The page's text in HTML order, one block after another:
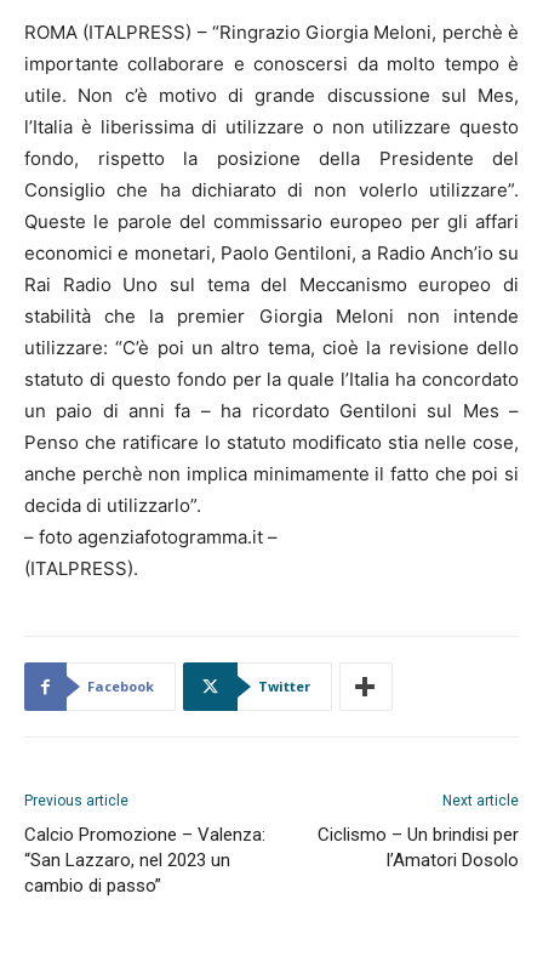
ROMA (ITALPRESS) – “Ringrazio Giorgia Meloni, perchè è
importante collaborare e conoscersi da molto tempo è
utile. Non c’è motivo di grande discussione sul Mes,
l’Italia è liberissima di utilizzare o non utilizzare questo
fondo, rispetto la posizione della Presidente del
Consiglio che ha dichiarato di non volerlo utilizzare”.
Queste le parole del commissario europeo per gli affari
economici e monetari, Paolo Gentiloni, a Radio Anch’io su
Rai Radio Uno sul tema del Meccanismo europeo di
stabilità che la premier Giorgia Meloni non intende
utilizzare: “C’è poi un altro tema, cioè la revisione dello
statuto di questo fondo per la quale l’Italia ha concordato
un paio di anni fa – ha ricordato Gentiloni sul Mes –
Penso che ratificare lo statuto modificato stia nelle cose,
anche perchè non implica minimamente il fatto che poi si
decida di utilizzarlo”.
– foto agenziafotogramma.it –
(ITALPRESS).
Facebook Twitter
Previous article
Calcio Promozione – Valenza:
“San Lazzaro, nel 2023 un
cambio di passo”
Next article
Ciclismo – Un brindisi per
l’Amatori Dosolo